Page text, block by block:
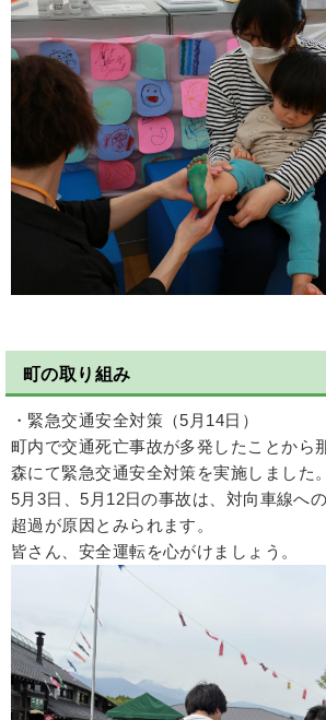
町の取り組み
・緊急交通安全対策（5月14日）
町内で交通死亡事故が多発したことから
森にて緊急交通安全対策を実施しました。
5月3日、5月12日の事故は、対向車線へ
超過が原因とみられます。
皆さん、安全運転を心がけましょう。